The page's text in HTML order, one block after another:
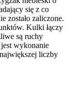
się z co
zostało zaliczone.
Kulki łączy
są ruchy
wykonanie
liczby